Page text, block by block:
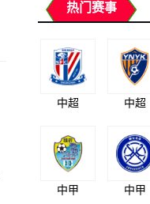
热门赛事
中超 中超
中甲 中甲